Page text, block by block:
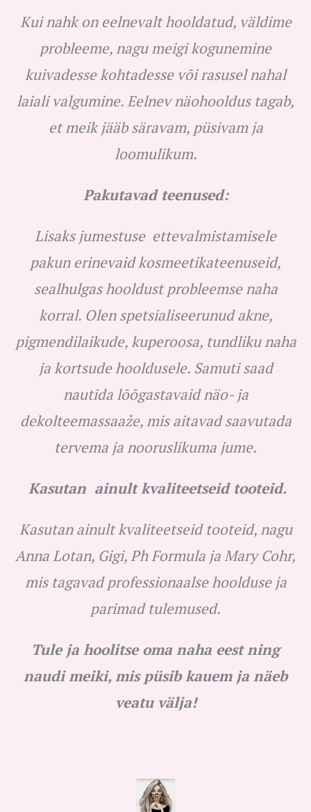
Kui nahk on eelnevalt hooldatud, väldime
probleeme, nagu meigi kogunemine
kuivadesse kohtadesse või rasusel nahal
laiali valgumine. Eelnev näohooldus tagab,
et meik jääb säravam, püsivam ja
loomulikum.
Pakutavad teenused:
Lisaks jumestuse ettevalmistamisele
pakun erinevaid kosmeetikateenuseid,
sealhulgas hooldust probleemse naha
korral. Olen spetsialiseerunud akne,
pigmendilaikude, kuperoosa, tundliku naha
ja kortsude hooldusele. Samuti saad
nautida lõõgastavaid näo- ja
dekolteemassaaže, mis aitavad saavutada
tervema ja nooruslikuma jume.
Kasutan ainult kvaliteetseid tooteid.
Kasutan ainult kvaliteetseid tooteid, nagu
Anna Lotan, Gigi, Ph Formula ja Mary Cohr,
mis tagavad professionaalse hoolduse ja
parimad tulemused.
Tule ja hoolitse oma naha eest ning
naudi meiki, mis püsib kauem ja näeb
veatu välja!